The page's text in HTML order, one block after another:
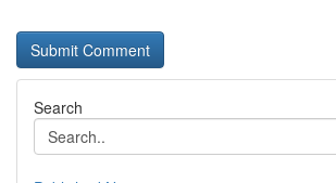
Search